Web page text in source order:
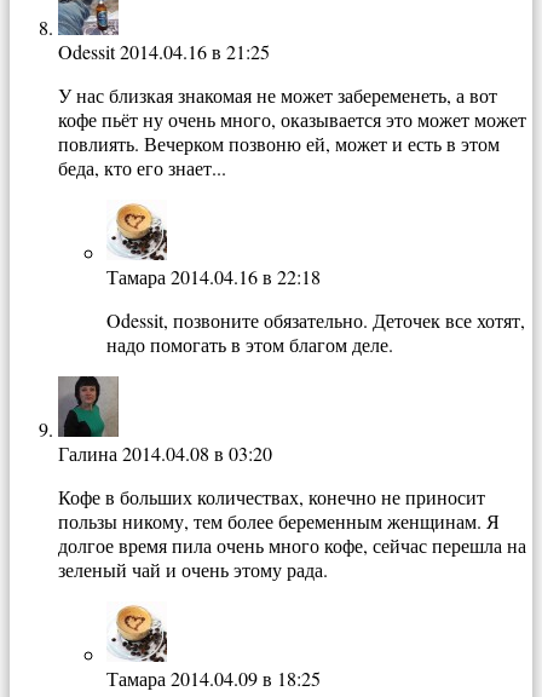
Odessit2014.04.16 в 21:25
У нас близкая знакомая не может забеременеть, а вот
кофе пьёт ну очень много, оказывается это может может
повлиять. Вечерком позвоню ей, может и есть в этом
беда, кто его знает...
Тамара 2014.04.16 в 22:18
Odessit, позвоните обязательно. Деточек все хотят,
надо помогать в этом благом деле.
Галина 2014.04.08 в 03:20
Кофе в больших количествах, конечно не приносит
пользы никому, тем более беременным женщинам. Я
долгое время пила очень много кофе, сейчас перешла на
зеленый чай и очень этому рада.
Тамара 2014.04.09 в 18:25